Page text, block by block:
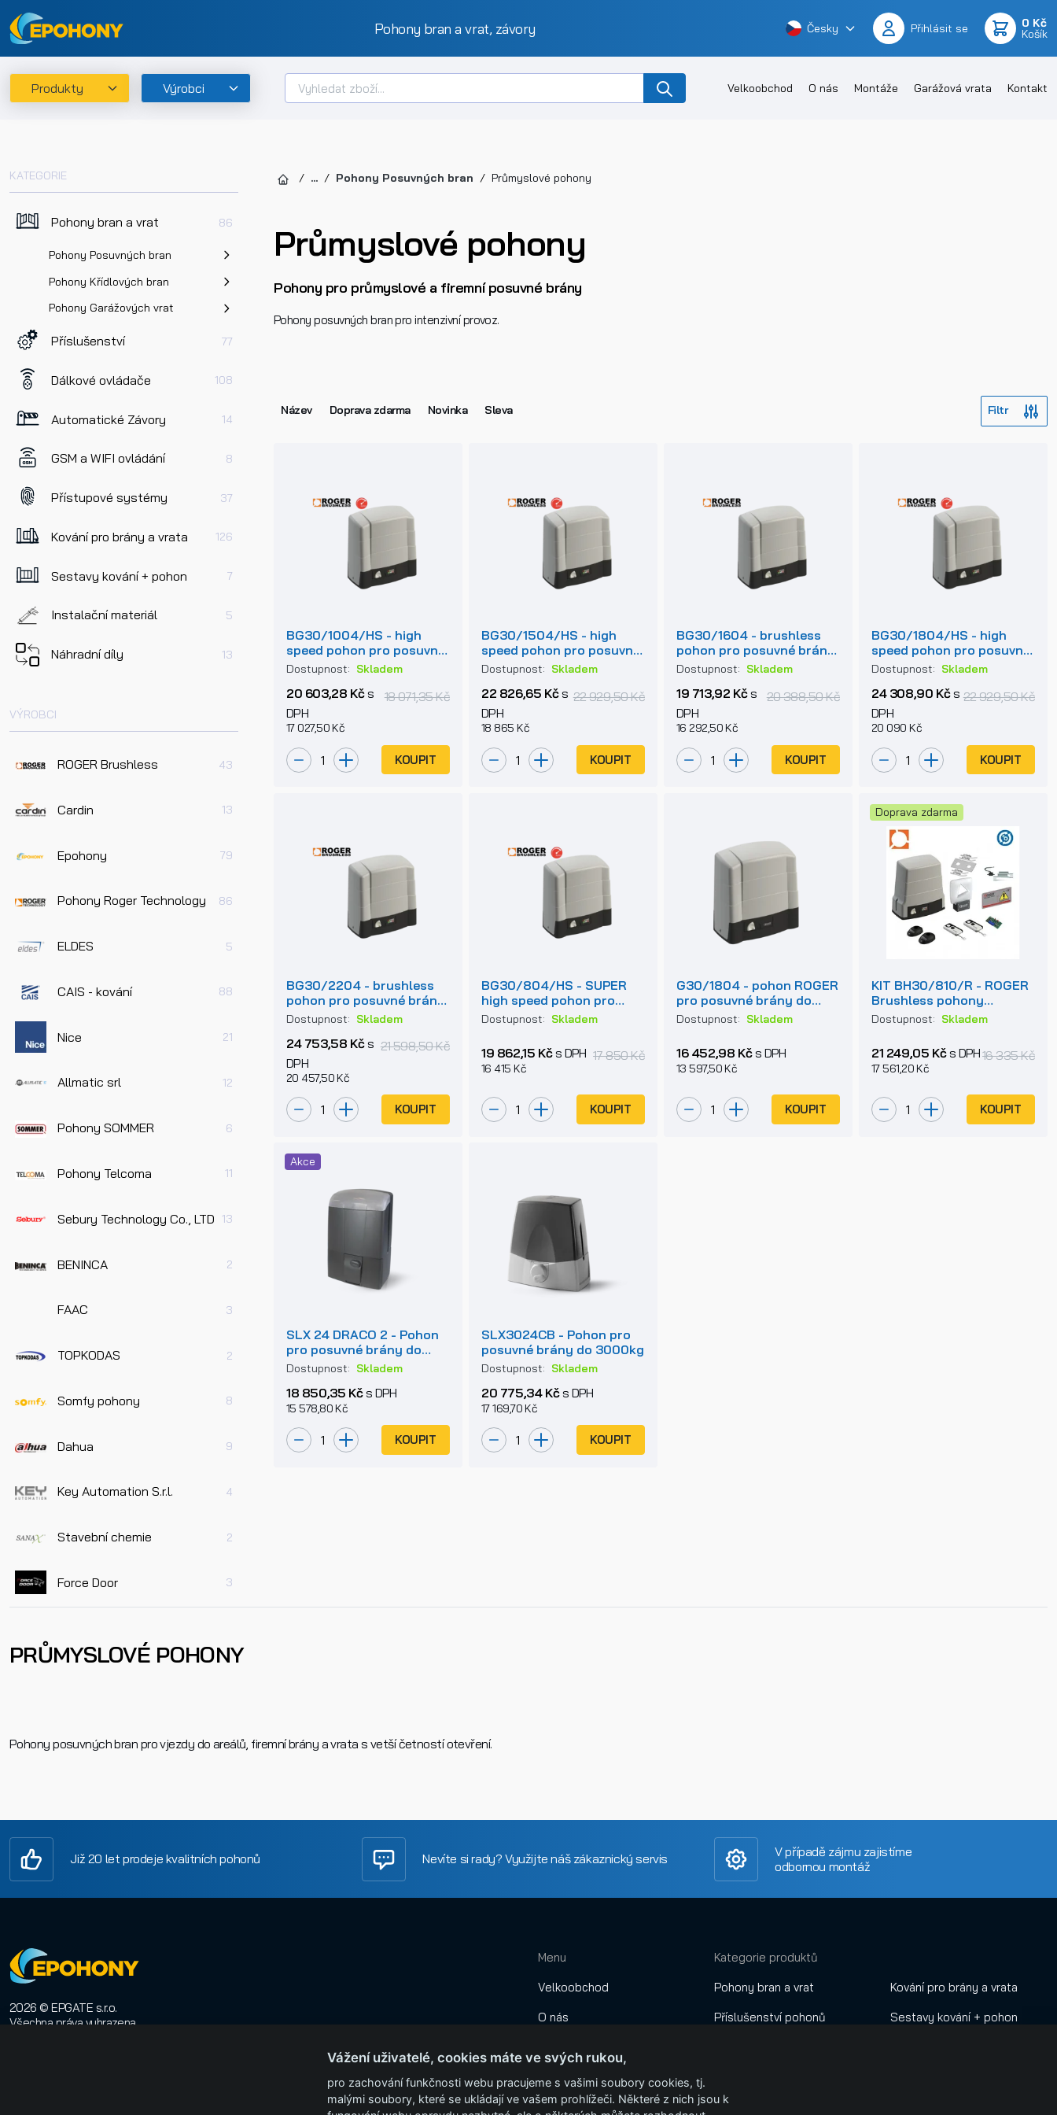
Pohony bran a vrat, závory Česky Přihlásit se 0 Kč
Košík
Produkty Výrobci Velkoobchod O nás Montáže Garážová vrata Kontakt
KATEGORIE
Pohony bran a vrat 86
Pohony Posuvných bran
Pohony Křídlových bran
Pohony Garážových vrat
Příslušenství 77
Dálkové ovládače 108
Automatické Závory 14
GSM a WIFI ovládání 8
Přístupové systémy 37
Kování pro brány a vrata 126
Sestavy kování + pohon 7
Instalační materiál 5
Náhradní díly 13
VÝROBCI
ROGER Brushless 43
Cardin 13
Epohony 79
Pohony Roger Technology 86
ELDES 5
CAIS - kování 88
Nice 21
Allmatic srl 12
Pohony SOMMER 6
Pohony Telcoma 11
Sebury Technology Co., LTD 13
BENINCA 2
FAAC 3
TOPKODAS 2
Somfy pohony 8
Dahua 9
Key Automation S.r.l. 4
Stavební chemie 2
Force Door 3
... Pohony Posuvných bran Průmyslové pohony
Průmyslové pohony
Pohony pro průmyslové a firemní posuvné brány
Pohony posuvných bran pro intenzivní provoz.
Název Doprava zdarma Novinka Sleva
BG30/1004/HS - high
speed pohon pro posuvné
brány do 1000kg
Dostupnost: Skladem
20 603,28 Kčs
DPH
17 027,50 Kč
18 071,35 Kč
KOUPIT
BG30/1504/HS - high
speed pohon pro posuvné
brány do 1500kg
Dostupnost: Skladem
22 826,65 Kčs
DPH
18 865 Kč
22 929,50 Kč
KOUPIT
BG30/1604 - brushless
pohon pro posuvné brány
do 1600kg
Dostupnost: Skladem
19 713,92 Kčs
DPH
16 292,50 Kč
20 388,50 Kč
KOUPIT
BG30/1804/HS - high
speed pohon pro posuvné
brány do 1800kg
Dostupnost: Skladem
24 308,90 Kčs
DPH
20 090 Kč
22 929,50 Kč
KOUPIT
BG30/2204 - brushless
pohon pro posuvné brány
do 2200kg
Dostupnost: Skladem
24 753,58 Kčs
DPH
20 457,50 Kč
21 598,50 Kč
KOUPIT
BG30/804/HS - SUPER
high speed pohon pro
posuvné brány do 800kg
Dostupnost: Skladem
19 862,15 Kčs DPH
16 415 Kč
17 850 Kč
KOUPIT
G30/1804 - pohon ROGER
pro posuvné brány do
1800kg
Dostupnost: Skladem
16 452,98 Kčs DPH
13 597,50 Kč
KOUPIT
Doprava zdarma
KIT BH30/810/R - ROGER
Brushless pohony
posuvných bran do 800 -
1000kg
Dostupnost: Skladem
21 249,05 Kčs DPH
17 561,20 Kč
16 335 Kč
KOUPIT
Akce
SLX 24 DRACO 2 - Pohon
pro posuvné brány do
2000kg
Dostupnost: Skladem
18 850,35 Kčs DPH
15 578,80 Kč
KOUPIT
SLX3024CB - Pohon pro
posuvné brány do 3000kg
Dostupnost: Skladem
20 775,34 Kčs DPH
17 169,70 Kč
KOUPIT
PRŮMYSLOVÉ POHONY
Pohony posuvných bran pro vjezdy do areálů, firemní brány a vrata s vetší četností otevření.
Již 20 let prodeje kvalitních pohonů Nevíte si rady? Využijte náš zákaznický servis
V případě zájmu zajistíme
odbornou montáž
2026 © EPGATE s.r.o.
Všechna práva vyhrazena
Menu
Velkoobchod
O nás
Montáže
Garážová vrata
Kategorie produktů
Pohony bran a vrat
Příslušenství pohonů
GSM a Wifi ovládání
Kování pro brány a vrata
Sestavy kování + pohon
Vážení uživatelé, cookies máte ve svých rukou,
pro zachování funkčnosti webu pracujeme s vašimi soubory cookies, tj.
malými soubory, které se ukládají ve vašem prohlížeči. Některé z nich jsou k